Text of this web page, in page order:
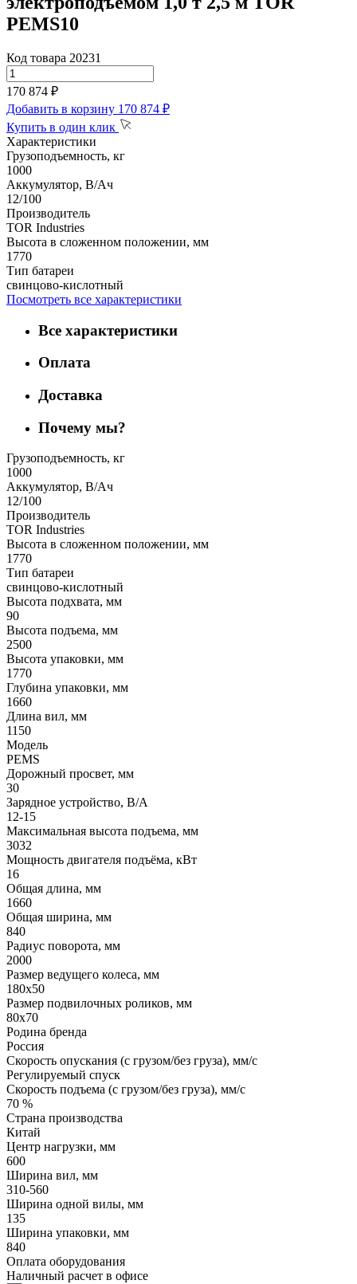
PEMS10
Код товара 20231
170 874 ₽
Добавить в корзину 170 874 ₽
Купить в один клик
Характеристики
Грузоподъемность, кг
1000
Аккумулятор, В/Ач
12/100
Производитель
TOR Industries
Высота в сложенном положении, мм
1770
Тип батареи
свинцово-кислотный
Посмотреть все характеристики
Все характеристики
Оплата
Доставка
Почему мы?
Грузоподъемность, кг
1000
Аккумулятор, В/Ач
12/100
Производитель
TOR Industries
Высота в сложенном положении, мм
1770
Тип батареи
свинцово-кислотный
Высота подхвата, мм
90
Высота подъема, мм
2500
Высота упаковки, мм
1770
Глубина упаковки, мм
1660
Длина вил, мм
1150
Модель
PEMS
Дорожный просвет, мм
30
Зарядное устройство, В/А
12-15
Максимальная высота подъема, мм
3032
Мощность двигателя подъёма, кВт
16
Общая длина, мм
1660
Общая ширина, мм
840
Радиус поворота, мм
2000
Размер ведущего колеса, мм
180х50
Размер подвилочных роликов, мм
80x70
Родина бренда
Россия
Скорость опускания (с грузом/без груза), мм/с
Регулируемый спуск
Скорость подъема (с грузом/без груза), мм/с
70 %
Страна производства
Китай
Центр нагрузки, мм
600
Ширина вил, мм
310-560
Ширина одной вилы, мм
135
Ширина упаковки, мм
840
Оплата оборудования
Наличный расчет в офисе